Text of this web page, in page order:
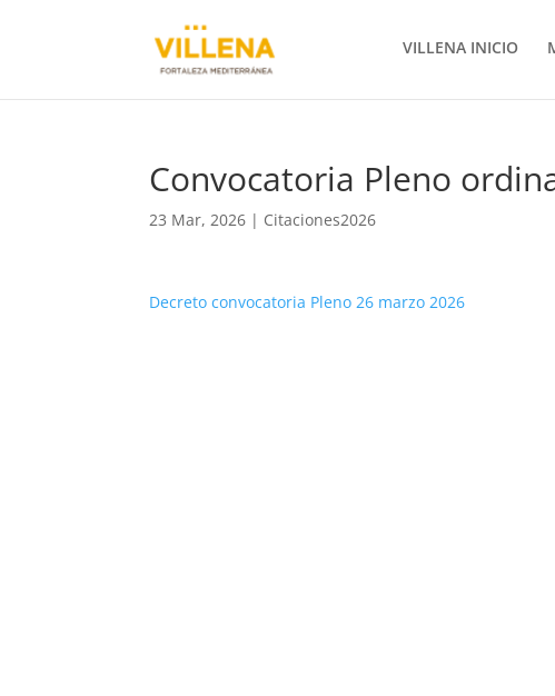
VILLENA INICIO
Convocatoria Pleno
23 Mar, 2026 | Citaciones2026
Decreto convocatoria Pleno 26 marzo 2026